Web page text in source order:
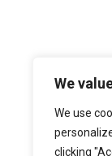
We
We use
clicking